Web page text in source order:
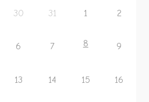
30 31 1 2
6 7 8 9
13 14 15 16